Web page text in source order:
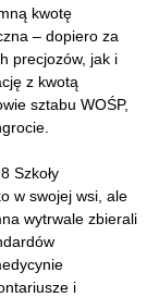
kwotę
– dopiero za
precjozów, jak i
z kwotą
sztabu WOŚP,
Szkoły
w swojej wsi, ale
wytrwale zbierali
i